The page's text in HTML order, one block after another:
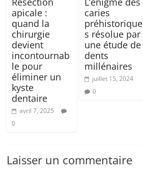
apicale :
quand la
chirurgie
devient
incontournab
le pour
éliminer un
kyste
dentaire
avril 7, 2025
0
caries
préhistorique
s résolue par
une étude de
dents
millénaires
juillet 15, 2024
0
Laisser un commentaire